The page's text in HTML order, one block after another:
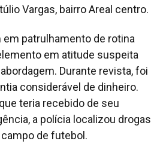
Vargas, bairro Areal centro.
patrulhamento de rotina
em atitude suspeita
Durante revista, foi
considerável de dinheiro.
teria recebido de seu
a polícia localizou drogas
de futebol.